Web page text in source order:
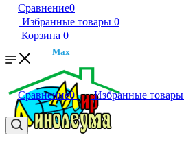
Сравнение0
Избранные товары 0
Корзина 0
Max
Сравнение0 Избранные товары